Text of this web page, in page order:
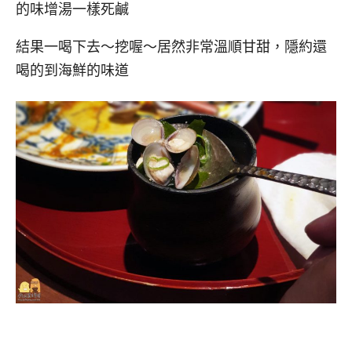
的味增湯一樣死鹹
結果一喝下去～挖喔～居然非常溫順甘甜，隱約還
喝的到海鮮的味道